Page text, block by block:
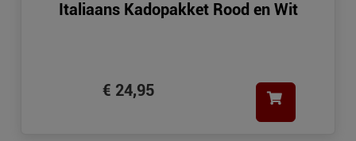
Italiaans Kadopakket Rood en Wit
€ 24,95